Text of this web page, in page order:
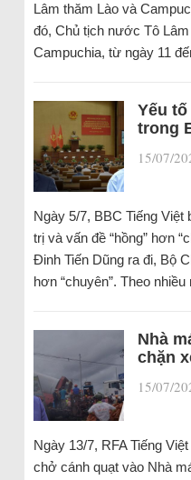
Lâm thăm Lào và
đó, Chủ tịch nước Tô
Campuchia, từ ngày 11
Yếu tố
trong
15/07/
Ngày 5/7, BBC Tiếng Việt
trị và vấn đề “hồng” hơn
Đinh Tiến Dũng ra đi, Bộ
hơn “chuyên”. Theo
Nhà
chặn
15/07/
Ngày 13/7, RFA Tiếng
chở cánh quạt vào Nhà